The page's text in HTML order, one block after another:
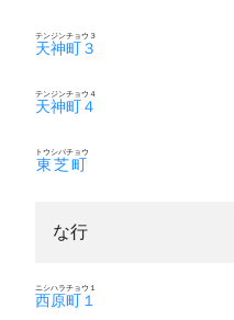
天神町３
テンジンチョウ３
天神町４
テンジンチョウ４
東芝町
トウシバチョウ
な行
西原町１
ニシハラチョウ１